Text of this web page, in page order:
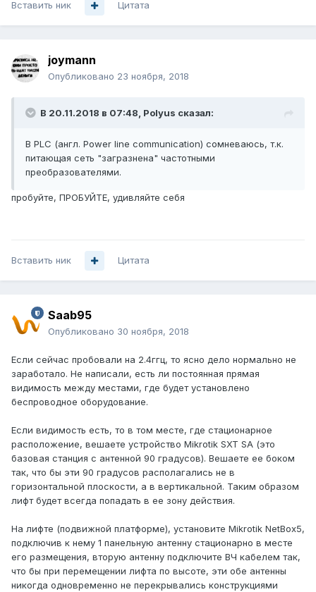
Вставить ник Цитата
joymann
Опубликовано 23 ноября, 2018
В 20.11.2018 в 07:48, Polyus сказал:
В PLC (англ. Power line communication) сомневаюсь, т.к.
питающая сеть "загразнена" частотными
преобразователями.
пробуйте, ПРОБУЙТЕ, удивляйте себя
Вставить ник Цитата
Saab95
Опубликовано 30 ноября, 2018
Если сейчас пробовали на 2.4ггц, то ясно дело нормально не
заработало. Не написали, есть ли постоянная прямая
видимость между местами, где будет установлено
беспроводное оборудование.
Если видимость есть, то в том месте, где стационарное
расположение, вешаете устройство Mikrotik SXT SA (это
базовая станция с антенной 90 градусов). Вешаете ее боком
так, что бы эти 90 градусов располагались не в
горизонтальной плоскости, а в вертикальной. Таким образом
лифт будет всегда попадать в ее зону действия.
На лифте (подвижной платформе), установите Mikrotik NetBox5,
подключив к нему 1 панельную антенну стационарно в месте
его размещения, вторую антенну подключите ВЧ кабелем так,
что бы при перемещении лифта по высоте, эти обе антенны
никогда одновременно не перекрывались конструкциями